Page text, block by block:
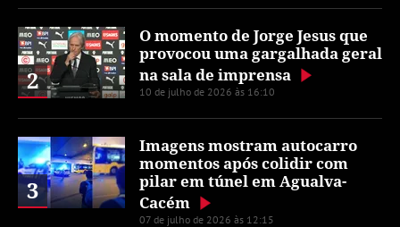
2
O momento de Jorge Jesus que
provocou uma gargalhada geral
na sala de imprensa
10 de julho de 2026 às 16:10
3
Imagens mostram autocarro
momentos após colidir com
pilar em túnel em Agualva-
Cacém
07 de julho de 2026 às 12:15